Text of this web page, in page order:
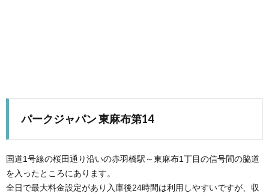
パークジャパン 東麻布第14
国道1号線の桜田通り沿いの赤羽橋駅～東麻布1丁目の信号間の脇道
を入ったところにあります。
全日で最大料金設定があり入庫後24時間は利用しやすいですが、収